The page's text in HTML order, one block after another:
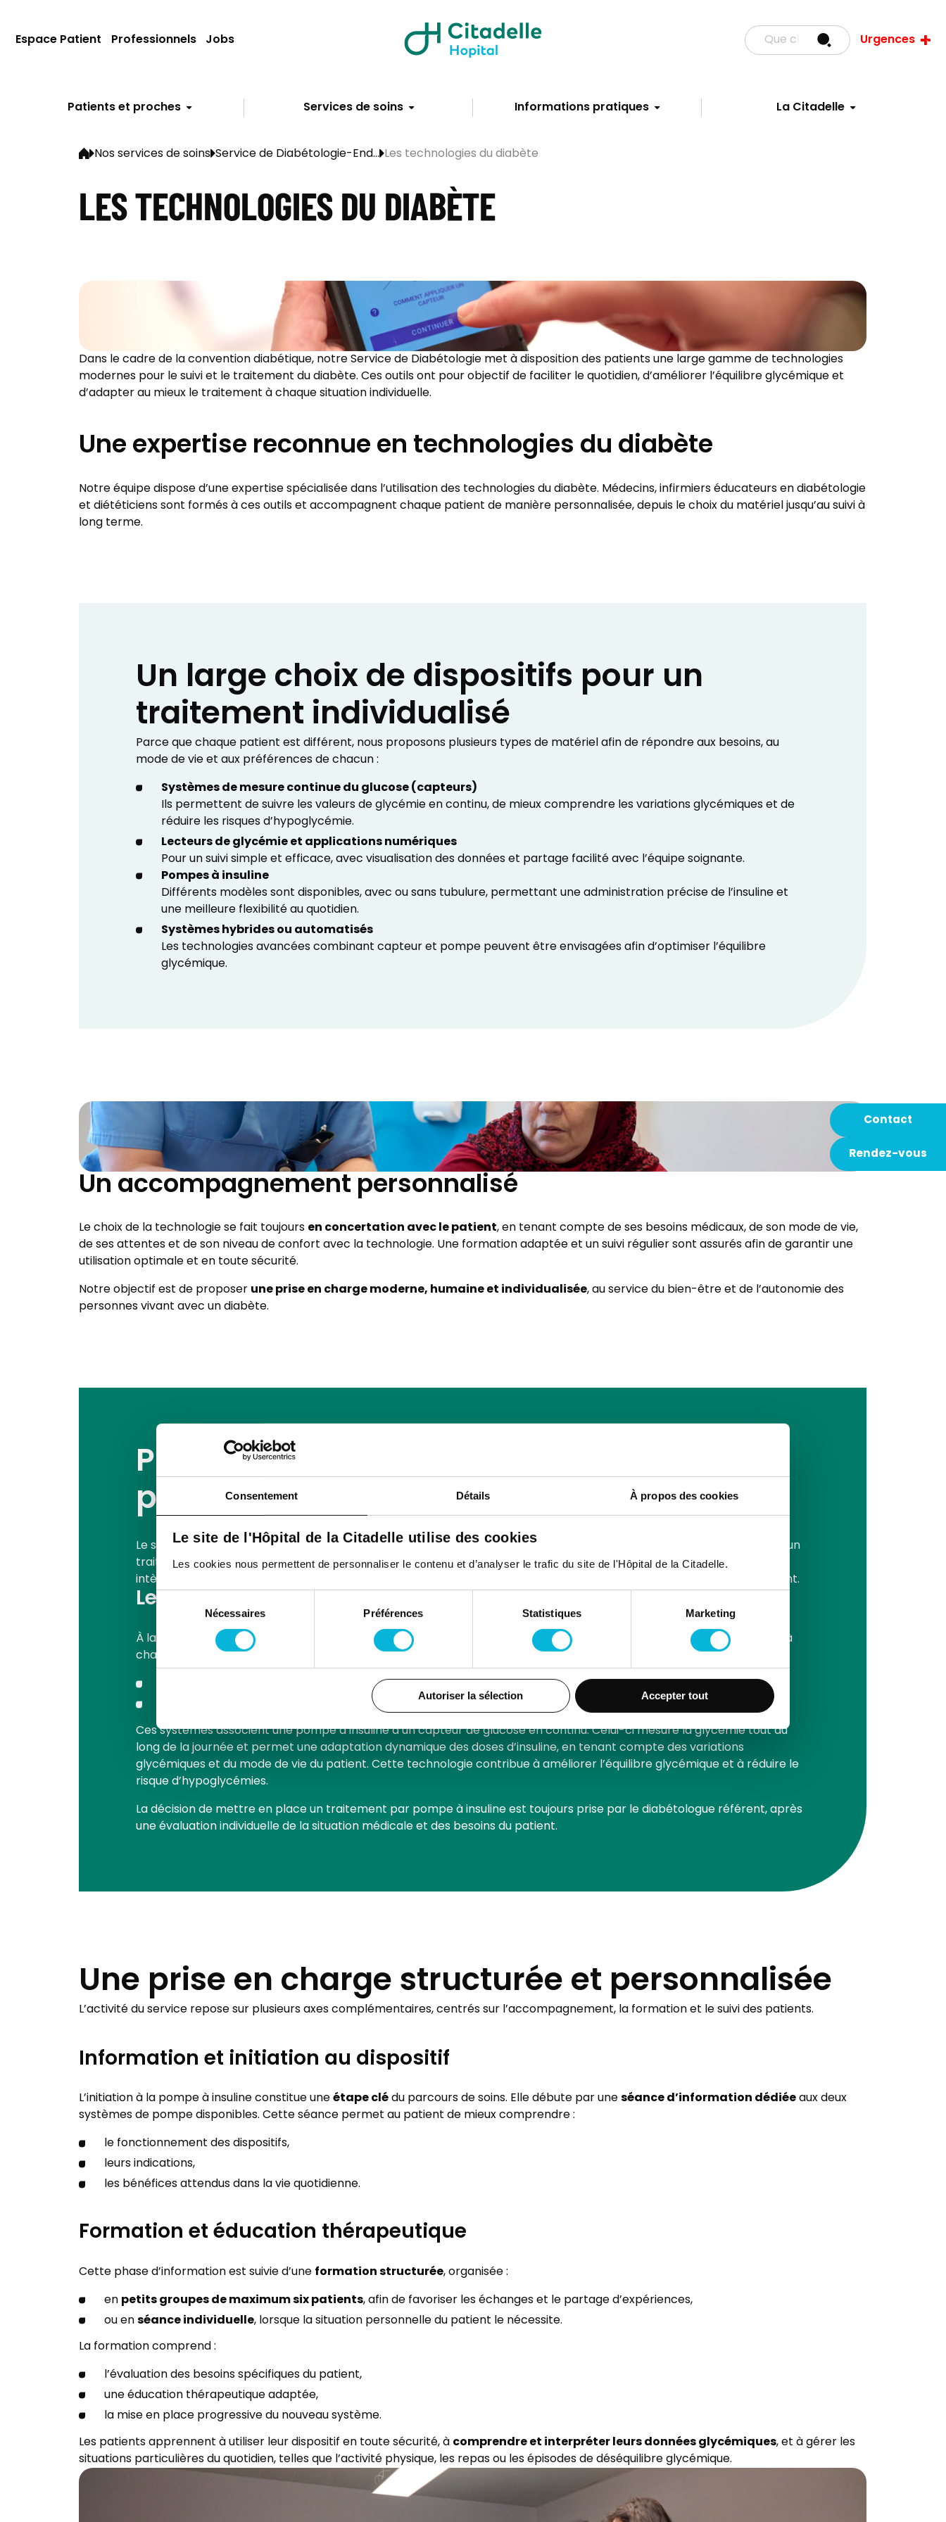
Consentement Détails À propos des cookies
Le site de l'Hôpital de la Citadelle utilise des cookies
Les cookies nous permettent de personnaliser le contenu et d’analyser le trafic du site de l'Hôpital de la Citadelle.
Sélection
consentement
Nécessaires Préférences Statistiques Marketing
Autoriser la sélection Accepter tout
Patients et proches Services de soins Informations pratiques La Citadelle
Espace Patient Professionnels Jobs Urgences
Contact
Rendez-vous
Nos services de soins Service de Diabétologie-End... Les technologies du diabète
LES TECHNOLOGIES DU DIABÈTE
Dans le cadre de la convention diabétique, notre Service de Diabétologie met à disposition des patients une large gamme de technologies
modernes pour le suivi et le traitement du diabète. Ces outils ont pour objectif de faciliter le quotidien, d’améliorer l’équilibre glycémique et
d’adapter au mieux le traitement à chaque situation individuelle.
Une expertise reconnue en technologies du diabète
Notre équipe dispose d’une expertise spécialisée dans l’utilisation des technologies du diabète. Médecins, infirmiers éducateurs en diabétologie
et diététiciens sont formés à ces outils et accompagnent chaque patient de manière personnalisée, depuis le choix du matériel jusqu’au suivi à
long terme.
Un large choix de dispositifs pour un
traitement individualisé
Parce que chaque patient est différent, nous proposons plusieurs types de matériel afin de répondre aux besoins, au
mode de vie et aux préférences de chacun :
Systèmes de mesure continue du glucose (capteurs)
Ils permettent de suivre les valeurs de glycémie en continu, de mieux comprendre les variations glycémiques et de
réduire les risques d’hypoglycémie.
Lecteurs de glycémie et applications numériques
Pour un suivi simple et efficace, avec visualisation des données et partage facilité avec l’équipe soignante.
Pompes à insuline
Différents modèles sont disponibles, avec ou sans tubulure, permettant une administration précise de l’insuline et
une meilleure flexibilité au quotidien.
Systèmes hybrides ou automatisés
Les technologies avancées combinant capteur et pompe peuvent être envisagées afin d’optimiser l’équilibre
glycémique.
Un accompagnement personnalisé
Le choix de la technologie se fait toujoursen concertation avec le patient, en tenant compte de ses besoins médicaux, de son mode de vie,
de ses attentes et de son niveau de confort avec la technologie. Une formation adaptée et un suivi régulier sont assurés afin de garantir une
utilisation optimale et en toute sécurité.
Notre objectif est de proposerune prise en charge moderne, humaine et individualisée, au service du bien-être et de l’autonomie des
personnes vivant avec un diabète.
Prise en charge du diabète de type 1 et
pompes à insuline automatisées
Le service de diabétologie assure la prise en charge globale des patients atteints de diabète de type 1 qui nécessitent un
traitement par insulinothérapie intensifiée à l’aide d’une pompe à insuline automatisée. Ces dispositifs modernes
intègrent des algorithmes intelligents permettant d’adapter l’administration de l’insuline aux besoins de chaque patient.
Les pompes à insuline proposées dans notre service
À la Citadelle, nous disposons de deux types de pompes à insuline afin de pouvoir proposer la solution la plus adaptée à
chaque patient :
une pompe non tubulaire (sans tubulure) ou « patch ».
Ces systèmes associent une pompe à insuline à un capteur de glucose en continu. Celui-ci mesure la glycémie tout au
long de la journée et permet une adaptation dynamique des doses d’insuline, en tenant compte des variations
glycémiques et du mode de vie du patient. Cette technologie contribue à améliorer l’équilibre glycémique et à réduire le
risque d’hypoglycémies.
La décision de mettre en place un traitement par pompe à insuline est toujours prise par le diabétologue référent, après
une évaluation individuelle de la situation médicale et des besoins du patient.
Une prise en charge structurée et personnalisée
L’activité du service repose sur plusieurs axes complémentaires, centrés sur l’accompagnement, la formation et le suivi des patients.
Information et initiation au dispositif
L’initiation à la pompe à insuline constitue uneétape clédu parcours de soins. Elle débute par uneséance d’information dédiéeaux deux
systèmes de pompe disponibles. Cette séance permet au patient de mieux comprendre :
le fonctionnement des dispositifs,
leurs indications,
les bénéfices attendus dans la vie quotidienne.
Formation et éducation thérapeutique
Cette phase d’information est suivie d’uneformation structurée, organisée :
enpetits groupes de maximum six patients, afin de favoriser les échanges et le partage d’expériences,
ou enséance individuelle, lorsque la situation personnelle du patient le nécessite.
La formation comprend :
l’évaluation des besoins spécifiques du patient,
une éducation thérapeutique adaptée,
la mise en place progressive du nouveau système.
Les patients apprennent à utiliser leur dispositif en toute sécurité, àcomprendre et interpréter leurs données glycémiques, et à gérer les
situations particulières du quotidien, telles que l’activité physique, les repas ou les épisodes de déséquilibre glycémique.